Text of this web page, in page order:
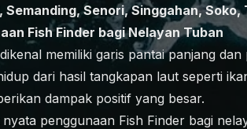
Semanding, Senori, Singgahan,
Fish Finder bagi Nelayan Tuban
memiliki garis pantai panjang
dari hasil tangkapan laut seperti
dampak positif yang besar.
penggunaan Fish Finder bagi